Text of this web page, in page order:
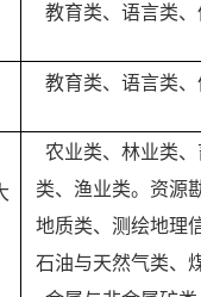
教育类、语言类、
教育类、语言类、
农业类、林业类、
类、渔业类。资源
地质类、测绘地理
石油与天然气类、